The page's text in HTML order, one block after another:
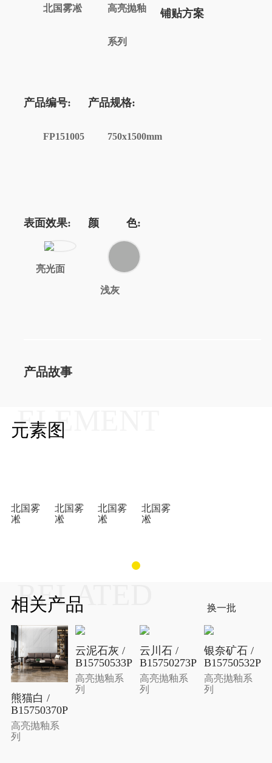
北国雾凇 高亮抛釉
系列
产品编号:
FP151005
产品规格:
750x1500mm
表面效果:
亮光面
颜 色:
浅灰
铺贴方案
产品故事
元素图
ELEMENT
北国雾
凇
北国雾
凇
北国雾
凇
北国雾
凇
相关产品
RELATED 换一批
熊猫白 /
B15750370P
高亮抛釉系
列
云泥石灰 /
B15750533P
高亮抛釉系
列
云川石 /
B15750273P
高亮抛釉系
列
银奈矿石 /
B15750532P
高亮抛釉系
列